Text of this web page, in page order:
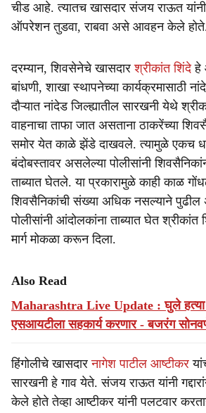
चीड आहे. त्यातच खासदार संजय राऊत यांनी
ऑपरेशन तुडवा, राबवा असे आवहन केले
दरम्यान, शिवसेनेचे खासदारश्रीकांत शिंदेहे
बांधणी, शाखा स्थापनेच्या कार्यक्रमासाठी
दौऱ्यात नांदेड जिल्ह्यातील सारखनी येथे
वाहनाचा ताफा जात असताना ठाकरेंच्या
समोर येत काळे झेंडे दाखवले. त्यामुळे एकच
बंदोबस्तावर असलेल्या पोलीसांनी
ताब्यात घेतले. या प्रकारामुळे काही काळ
शिवसैनिकांची संख्या अधिक नसल्याने पुढील
पोलीसांनी आंदोलकांना ताब्यात घेत श्रीकांत
मार्ग मोकळा करून दिला.
Also Read
Maharashtra Live Update : घुले हत्या
एसआयटीला सहकार्य करणार - बजरंग
हिंगोलीचे खासदार नागेश पाटील आष्टीकर
सारखनी हे गाव येते. संजय राऊत यांनी
केले होते तेव्हा आष्टीकर यांनी पलटवार